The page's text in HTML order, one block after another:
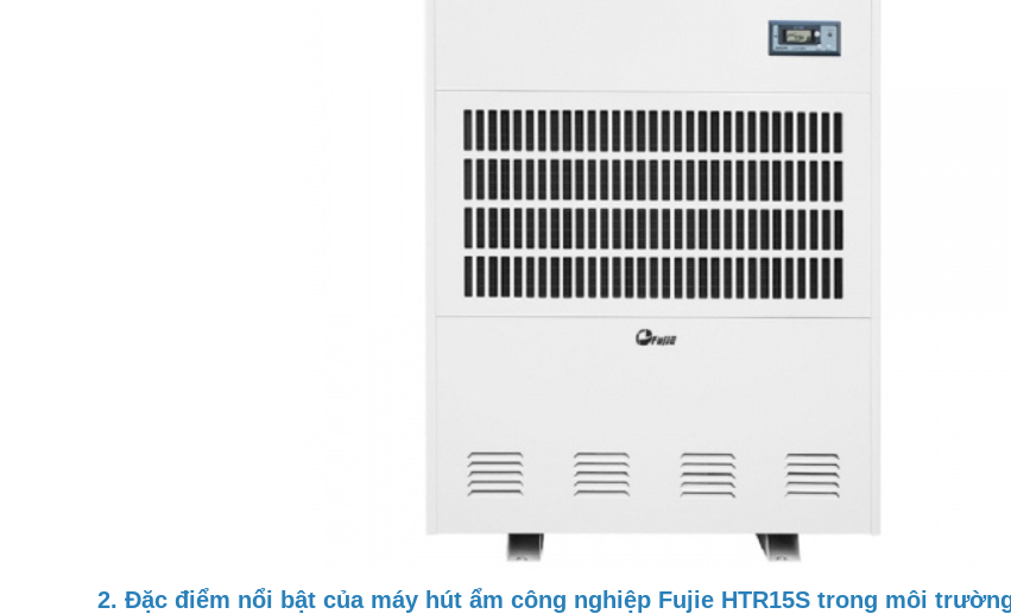
2. Đặc điểm nổi bật của máy hút ẩm công nghiệp Fujie HTR15S trong môi